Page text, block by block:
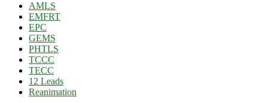
AMLS
EMFRT
EPC
GEMS
PHTLS
TCCC
TECC
12 Leads
Reanimation